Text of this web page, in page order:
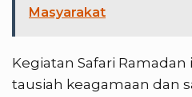
Masyarakat
Kegiatan Safari
tausiah keagamaan dan